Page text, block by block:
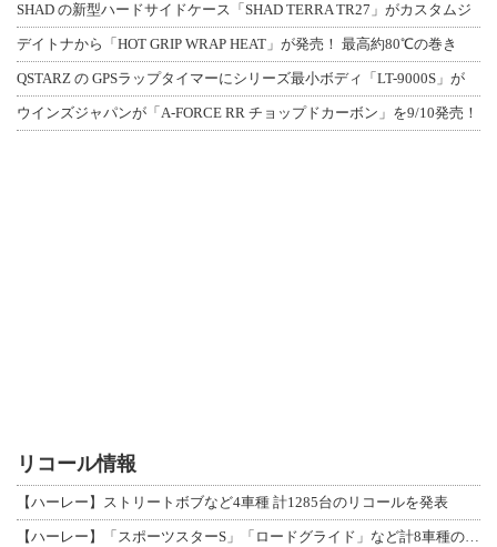
SHAD の新型ハードサイドケース「SHAD TERRA TR27」がカスタムジ
デイトナから「HOT GRIP WRAP HEAT」が発売！ 最高約80℃の巻き
QSTARZ の GPSラップタイマーにシリーズ最小ボディ「LT-9000S」が
ウインズジャパンが「A-FORCE RR チョップドカーボン」を9/10発売！
リコール情報
【ハーレー】ストリートボブなど4車種 計1285台のリコールを発表
【ハーレー】「スポーツスターS」「ロードグライド」など計8車種のリコールを発表